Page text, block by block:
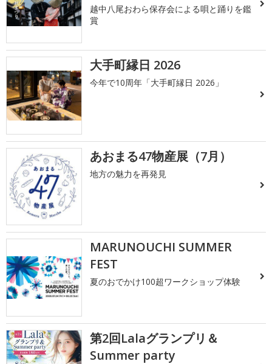
越中八尾おわら保存会による唄と踊りを鑑
賞
大手町縁日 2026
今年で10周年「大手町縁日 2026」
あおまる47物産展（7月）
地方の魅力を再発見
MARUNOUCHI SUMMER
FEST
夏のおでかけ100超ワークショップ体験
第2回Lalaグランプリ＆
Summer party